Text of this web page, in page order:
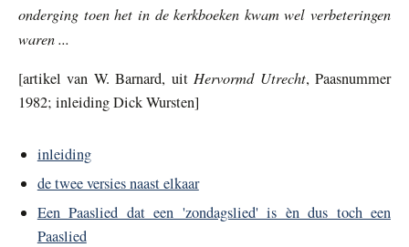
onderging toen het in de kerkboeken kwam wel verbeteringen
waren ...
[artikel van W. Barnard, uitHervormd Utrecht, Paasnummer
1982; inleiding Dick Wursten]
inleiding
de twee versies naast elkaar
Een Paaslied dat een 'zondagslied' is èn dus toch een
Paaslied